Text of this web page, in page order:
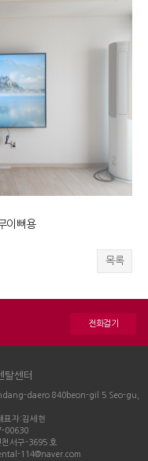
이뻐용
목록
전화걸기
탈센터
daero 840beon-gil 5 Seo-gu,
자:김세현
00630
서구-3695 호
114@naver.com